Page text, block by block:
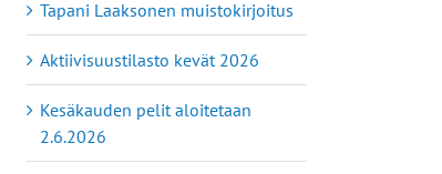
Tapani Laaksonen muistokirjoitus
Aktiivisuustilasto kevät 2026
Kesäkauden pelit aloitetaan
2.6.2026